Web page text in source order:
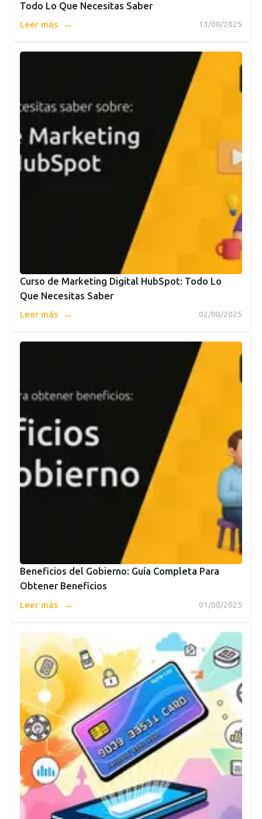
Todo Lo Que Necesitas Saber
13/08/2025
Leer más →
Curso de Marketing Digital HubSpot: Todo Lo
Que Necesitas Saber
02/08/2025
Leer más →
Beneficios del Gobierno: Guía Completa Para
Obtener Beneficios
01/08/2025
Leer más →